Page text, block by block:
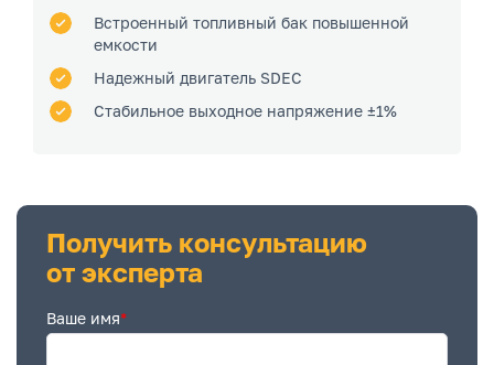
Встроенный топливный бак повышенной
емкости
Надежный двигатель SDEC
Стабильное выходное напряжение ±1%
Получить консультацию
от эксперта
Ваше имя*